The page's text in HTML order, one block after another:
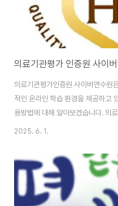
의료기관평가인증원 사이버연수원
적인 온라인 학습 환경을 제공하고
용방법에 대해 알아보겠습니다. 의
https://koiha.ezcampus.me/ 의료
(https://koiha.ezcampus.me/)입
증을 통한 회원가입을 완료해야 합
원 사이버연수원은 의료기관 종사
육을 제공하는 플랫폼입니다. 이를
2025. 6. 1.